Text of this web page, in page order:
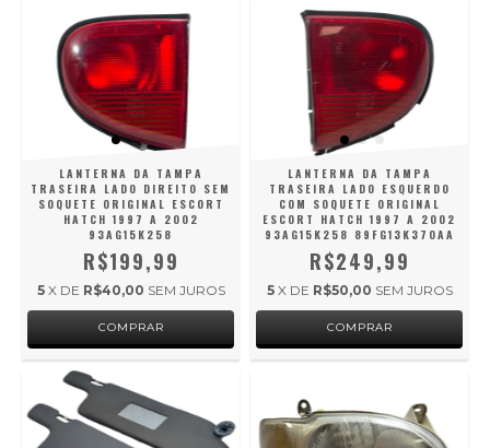
LANTERNA DA TAMPA
TRASEIRA LADO DIREITO SEM
SOQUETE ORIGINAL ESCORT
HATCH 1997 A 2002
93AG15K258
R$199,99
5 X DE R$40,00 SEM JUROS
LANTERNA DA TAMPA
TRASEIRA LADO ESQUERDO
COM SOQUETE ORIGINAL
ESCORT HATCH 1997 A 2002
93AG15K258 89FG13K370AA
R$249,99
5 X DE R$50,00 SEM JUROS